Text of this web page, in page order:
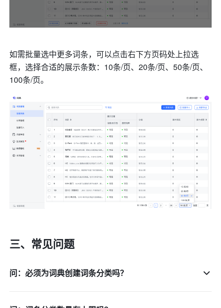
如需批量选中更多词条，可以点击右下方页码处上拉选
框，选择合适的展示条数：10条/页、20条/页、50条/页、
100条/页。
三、常见问题
问：必须为词典创建词条分类吗？